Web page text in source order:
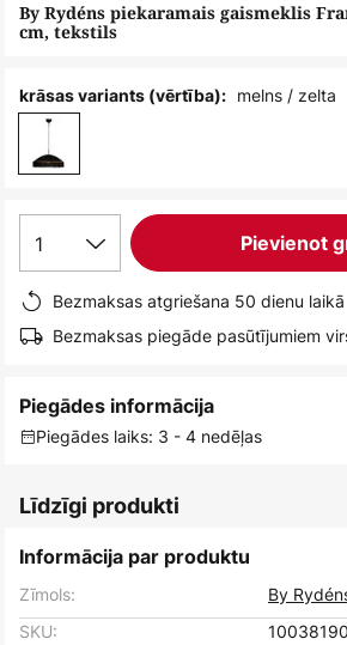
By Rydéns piekaramais gaismeklis
cm, tekstils
krāsas variants (vērtība): melns / zelta
1 Pievienot
Bezmaksas atgriešana 50 dienu laikā
Bezmaksas piegāde pasūtījumiem
Piegādes informācija
Piegādes laiks: 3 - 4 nedēļas
Līdzīgi produkti
Informācija par produktu
Zīmols:
By
SKU:
10038190